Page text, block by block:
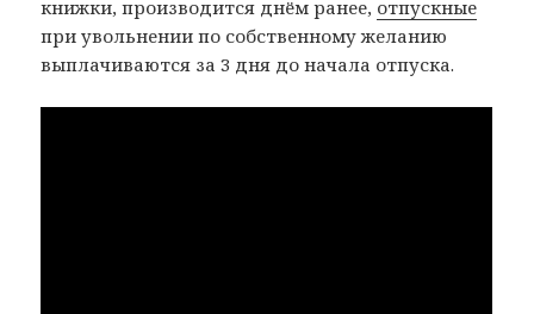
книжки, производится днём ранее, отпускные
при увольнении по собственному желанию
выплачиваются за 3 дня до начала отпуска.